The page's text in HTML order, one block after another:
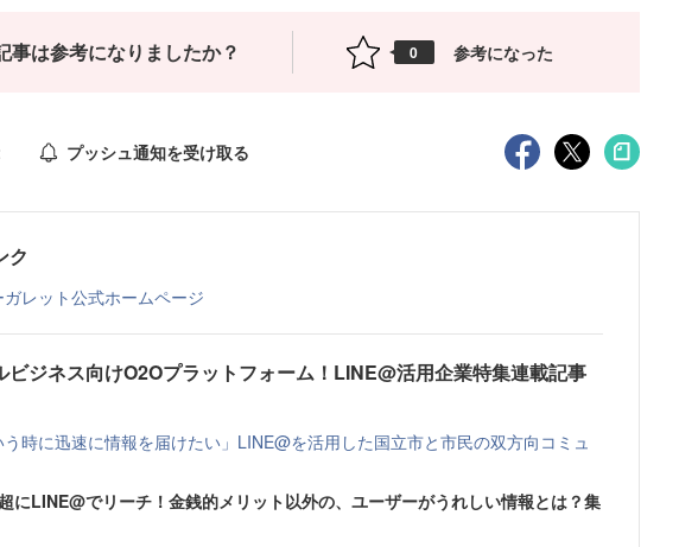
事は参考になりましたか？ 0 参考になった
プッシュ通知を受け取る
ク
レット公式ホームページ
ビジネス向けO2Oプラットフォーム！LINE@活用企業特集連載記事
う時に迅速に情報を届けたい」LINE@を活用した国立市と市民の双方向コミュ
にLINE@でリーチ！金銭的メリット以外の、ユーザーがうれしい情報とは？集